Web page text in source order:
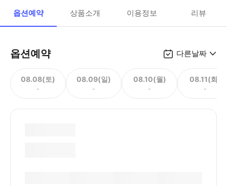
옵션예약 상품소개 이용정보 리뷰
옵션예약 다른날짜
08.08(토)
-
08.09(일)
-
08.10(월)
-
08.11(화)
-